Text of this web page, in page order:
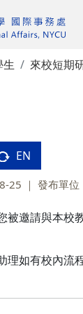
生 來校短期
EN
25 發布單位
被邀請與本校
理如有校內流